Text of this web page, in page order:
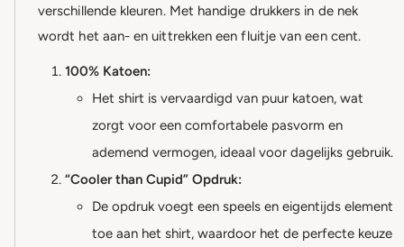
verschillende kleuren. Met handige drukkers in de nek
wordt het aan- en uittrekken een fluitje van een cent.
100% Katoen:
Het shirt is vervaardigd van puur katoen, wat
zorgt voor een comfortabele pasvorm en
ademend vermogen, ideaal voor dagelijks gebruik.
“Cooler than Cupid” Opdruk:
De opdruk voegt een speels en eigentijds element
toe aan het shirt, waardoor het de perfecte keuze